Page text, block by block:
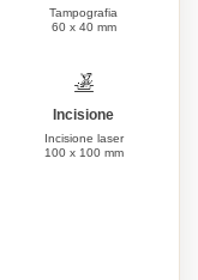
Tampografia
60 x 40 mm
Incisione
Incisione laser
100 x 100 mm